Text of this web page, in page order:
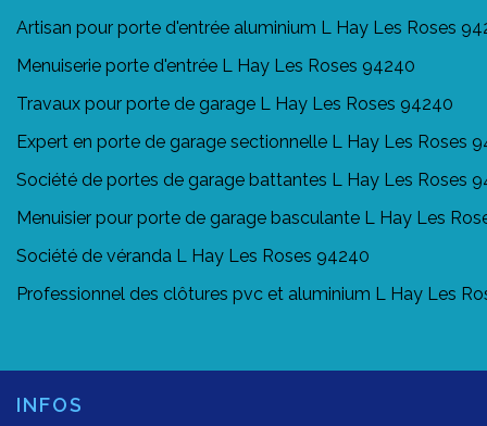
Artisan pour porte d'entrée aluminium L Hay Les Roses
Menuiserie porte d'entrée L Hay Les Roses 94240
Travaux pour porte de garage L Hay Les Roses 94240
Expert en porte de garage sectionnelle L Hay Les Roses
Société de portes de garage battantes L Hay Les Roses
Menuisier pour porte de garage basculante L Hay Les
Société de véranda L Hay Les Roses 94240
Professionnel des clôtures pvc et aluminium L Hay Les
INFOS